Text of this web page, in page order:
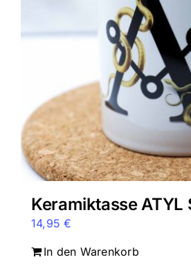
Optionen
können
auf
der
gewählt
werden
Keramiktasse ATYL
14,95€
In den Warenkorb